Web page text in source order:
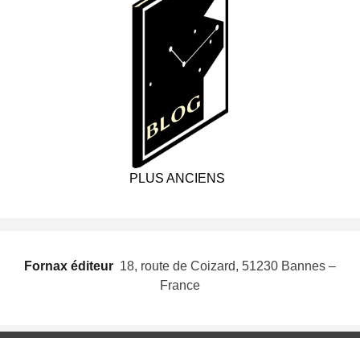
PLUS ANCIENS
Fornax éditeur  18, route de Coizard, 51230 Bannes –
France